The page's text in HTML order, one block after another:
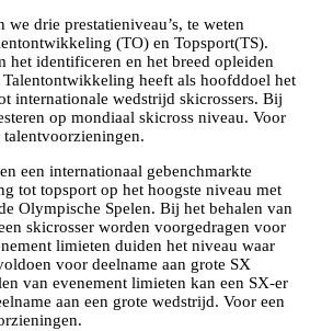
we drie prestatieniveau’s, te weten
(TO) en Topsport(TS).
het identificeren en het breed opleiden
heeft als hoofddoel het
internationale wedstrijd skicrossers. Bij
op mondiaal skicross niveau. Voor
een internationaal gebenchmarkte
tot topsport op het hoogste niveau met
Olympische Spelen. Bij het behalen van
skicrosser worden voorgedragen voor
limieten duiden het niveau waar
voor deelname aan grote SX
van evenement limieten kan een SX-er
aan een grote wedstrijd. Voor een